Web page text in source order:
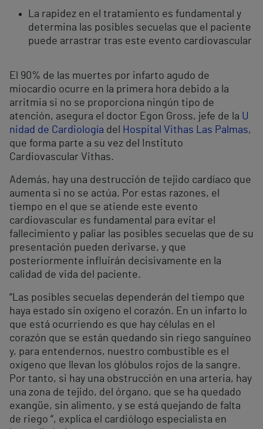
La rapidez en el tratamiento es fundamental y
determina las posibles secuelas que el paciente
puede arrastrar tras este evento cardiovascular
El 90% de las muertes por infarto agudo de
miocardio ocurre en la primera hora debido a la
arritmia si no se proporciona ningún tipo de
atención, asegura el doctor Egon Gross, jefe de la U
nidad de Cardiología del Hospital Vithas Las Palmas,
que forma parte a su vez del Instituto
Cardiovascular Vithas.
Además, hay una destrucción de tejido cardíaco que
aumenta si no se actúa. Por estas razones, el
tiempo en el que se atiende este evento
cardiovascular es fundamental para evitar el
fallecimiento y paliar las posibles secuelas que de su
presentación pueden derivarse, y que
posteriormente influirán decisivamente en la
calidad de vida del paciente.
“Las posibles secuelas dependerán del tiempo que
haya estado sin oxígeno el corazón. En un infarto lo
que está ocurriendo es que hay células en el
corazón que se están quedando sin riego sanguíneo
y, para entendernos, nuestro combustible es el
oxígeno que llevan los glóbulos rojos de la sangre.
Por tanto, si hay una obstrucción en una arteria, hay
una zona de tejido, del órgano, que se ha quedado
exangüe, sin alimento, y se está quejando de falta
de riego “, explica el cardiólogo especialista en